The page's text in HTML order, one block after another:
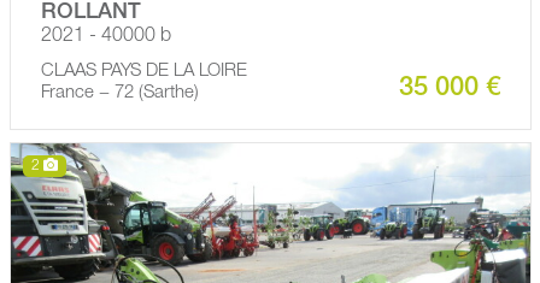
ROLLANT
2021 - 40000 b
CLAAS PAYS DE LA LOIRE
France − 72 (Sarthe)
35 000 €
2